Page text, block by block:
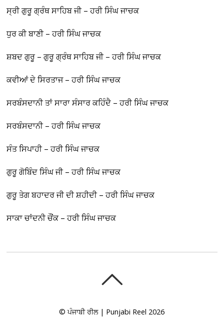
ਸ੍ਰੀ ਗੁਰੂ ਗ੍ਰੰਥ ਸਾਹਿਬ ਜੀ – ਹਰੀ ਸਿੰਘ ਜਾਚਕ
ਧੁਰ ਕੀ ਬਾਣੀ – ਹਰੀ ਸਿੰਘ ਜਾਚਕ
ਸ਼ਬਦ ਗੁਰੂ – ਗੁਰੂ ਗ੍ਰੰਥ ਸਾਹਿਬ ਜੀ – ਹਰੀ ਸਿੰਘ ਜਾਚਕ
ਕਵੀਆਂ ਦੇ ਸਿਰਤਾਜ – ਹਰੀ ਸਿੰਘ ਜਾਚਕ
ਸਰਬੰਸਦਾਨੀ ਤਾਂ ਸਾਰਾ ਸੰਸਾਰ ਕਹਿੰਦੈ – ਹਰੀ ਸਿੰਘ ਜਾਚਕ
ਸਰਬੰਸਦਾਨੀ – ਹਰੀ ਸਿੰਘ ਜਾਚਕ
ਸੰਤ ਸਿਪਾਹੀ – ਹਰੀ ਸਿੰਘ ਜਾਚਕ
ਗੁਰੂ ਗੋਬਿੰਦ ਸਿੰਘ ਜੀ – ਹਰੀ ਸਿੰਘ ਜਾਚਕ
ਗੁਰੂ ਤੇਗ ਬਹਾਦਰ ਜੀ ਦੀ ਸ਼ਹੀਦੀ – ਹਰੀ ਸਿੰਘ ਜਾਚਕ
ਸਾਕਾ ਚਾਂਦਨੀ ਚੌਂਕ – ਹਰੀ ਸਿੰਘ ਜਾਚਕ
©ਪੰਜਾਬੀ ਰੀਲ | Punjabi Reel 2026